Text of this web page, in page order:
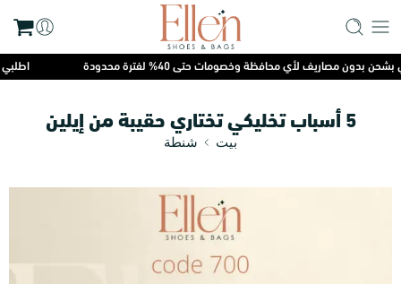
مصاريف لأي محافظة وخصومات حتى 40% لفترة محدودة اطلبي
5 أسباب تخليكي تختاري حقيبة من إيلين
بيت شنطة